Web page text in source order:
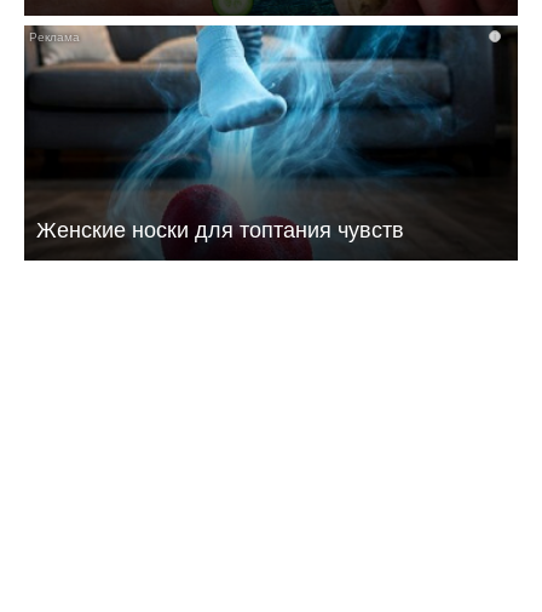
i
Женские носки для топтания чувств